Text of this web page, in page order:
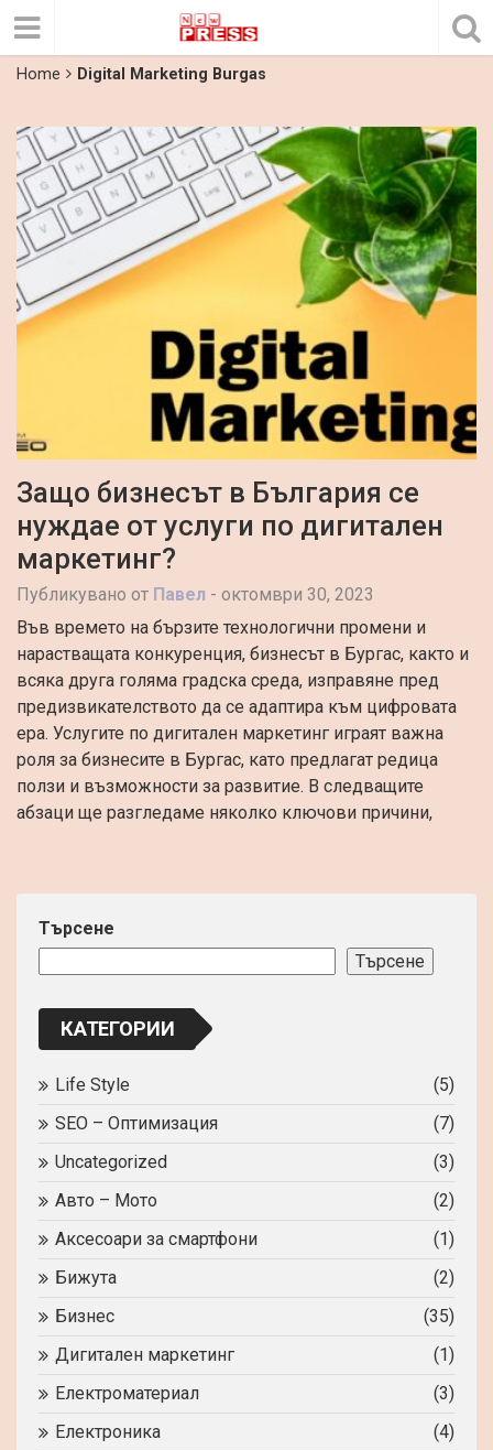
Home Digital Marketing Burgas
Защо бизнесът в България се
нуждае от услуги по дигитален
маркетинг?
Публикувано от Павел - октомври 30, 2023
Във времето на бързите технологични промени и
нарастващата конкуренция, бизнесът в Бургас, както и
всяка друга голяма градска среда, изправяне пред
предизвикателството да се адаптира към цифровата
ера. Услугите по дигитален маркетинг играят важна
роля за бизнесите в Бургас, като предлагат редица
ползи и възможности за развитие. В следващите
абзаци ще разгледаме няколко ключови причини,
Търсене
Търсене
КАТЕГОРИИ
Life Style
(5)
SEO – Оптимизация
(7)
Uncategorized
(3)
Авто – Мото
(2)
Аксесоари за смартфони
(1)
Бижута
(2)
Бизнес
(35)
Дигитален маркетинг
(1)
Електроматериал
(3)
Електроника
(4)